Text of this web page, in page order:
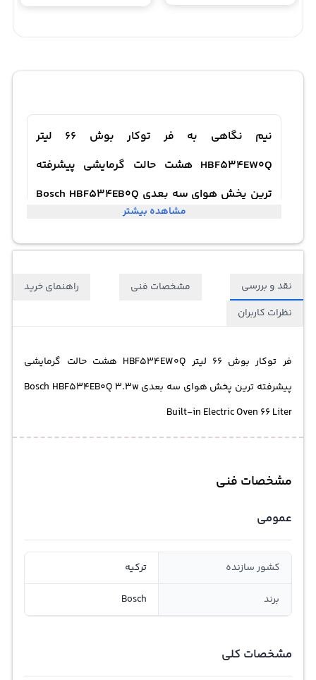
نیم نگاهی به فر توکار بوش 66 لیتر
HBF534EW0Q هشت حالت گرمایشی پیشرفته
ترین پخش هوای سه بعدی Bosch HBF534EB0Q
مشاهده بیشتر
نقد و بررسی مشخصات فنی
راهنمای خرید
نظرات کاربران
فر توکار بوش 66 لیتر HBF534EW0Q هشت حالت گرمایشی
پیشرفته ترین پخش هوای سه بعدی Bosch HBF534EB0Q 3.3w
Built-in Electric Oven 66 Liter
مشخصات فنی
عمومی
کشور سازنده ترکیه
برند Bosch
مشخصات کلی